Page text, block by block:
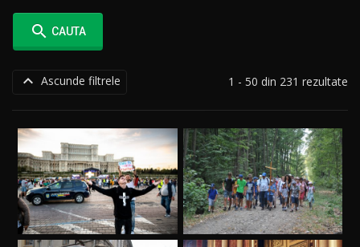
 CAUTA
 Ascunde filtrele 1 - 50 din 231 rezultate